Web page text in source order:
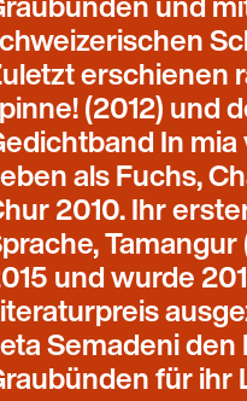
erschienen
(2012) und
In
als Fuchs,
2010. Ihr
und wurde
Semadeni
für ihr